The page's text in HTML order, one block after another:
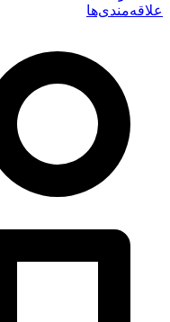
علاقه‌مندی‌ها